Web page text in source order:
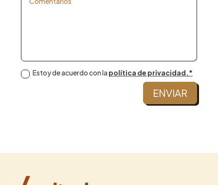
Estoy de acuerdo con la política de privacidad.*
ENVIAR